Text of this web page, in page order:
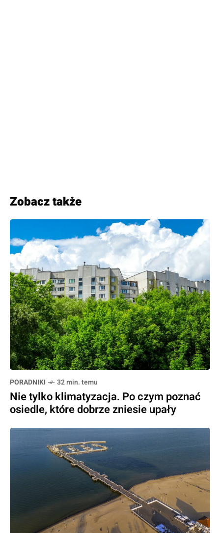
Zobacz także
PORADNIKI 32 min. temu
Nie tylko klimatyzacja. Po czym poznać
osiedle, które dobrze zniesie upały